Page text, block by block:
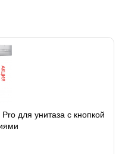
для унитаза с кнопкой